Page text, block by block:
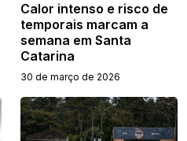
Calor intenso e risco de
temporais marcam a
semana em Santa
Catarina
30 de março de 2026